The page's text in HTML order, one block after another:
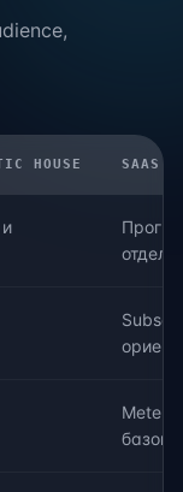
HOUSE SAAS
Meter